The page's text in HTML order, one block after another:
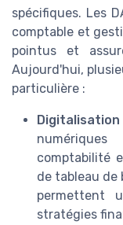
spécifiques. Les
comptable et
pointus et
Aujourd'hui,
particulière :
comptabilité
de tableau
permettent
stratégies